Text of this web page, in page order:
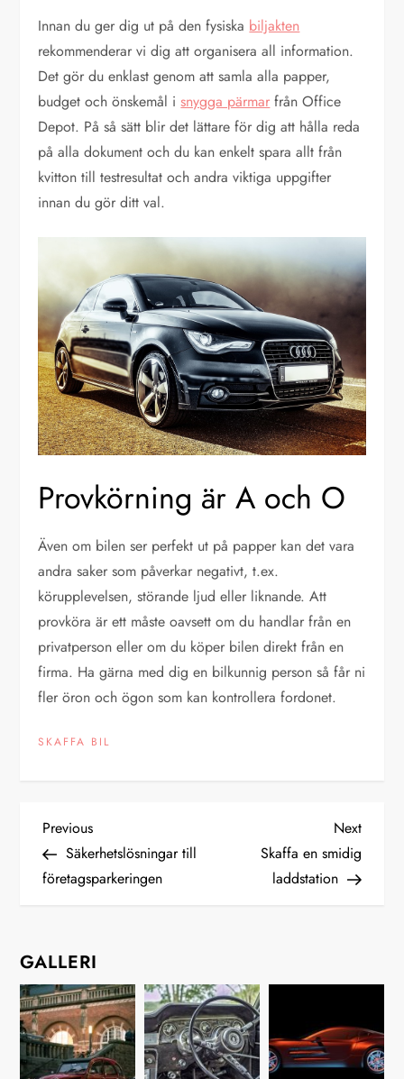
Innan du ger dig ut på den fysiska biljakten
rekommenderar vi dig att organisera all information.
Det gör du enklast genom att samla alla papper,
budget och önskemål isnygga pärmar från Office
Depot. På så sätt blir det lättare för dig att hålla reda
på alla dokument och du kan enkelt spara allt från
kvitton till testresultat och andra viktiga uppgifter
innan du gör ditt val.
Provkörning är A och O
Även om bilen ser perfekt ut på papper kan det vara
andra saker som påverkar negativt, t.ex.
körupplevelsen, störande ljud eller liknande. Att
provköra är ett måste oavsett om du handlar från en
privatperson eller om du köper bilen direkt från en
firma. Ha gärna med dig en bilkunnig person så får ni
fler öron och ögon som kan kontrollera fordonet.
SKAFFA BIL
I
n
ä
g
g
Previous
Post
Previous
Säkerhetslösningar till
företagsparkeringen
Next
Post
Next
Skaffa en smidig
laddstation
GALLERI